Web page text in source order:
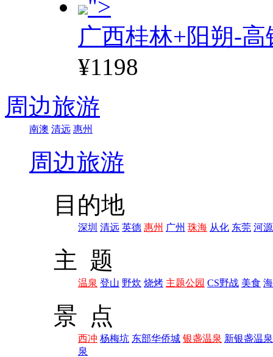
">
广西桂林+阳朔-高
¥1198
周边旅游
南澳 清远 惠州
周边旅游
目的地
深圳 清远 英德 惠州 广州 珠海 从化 东莞 河源
主 题
温泉 登山 野炊 烧烤 主题公园 CS野战 美食
景 点
西冲 杨梅坑 东部华侨城 银盏温泉 新银盏温泉
泉